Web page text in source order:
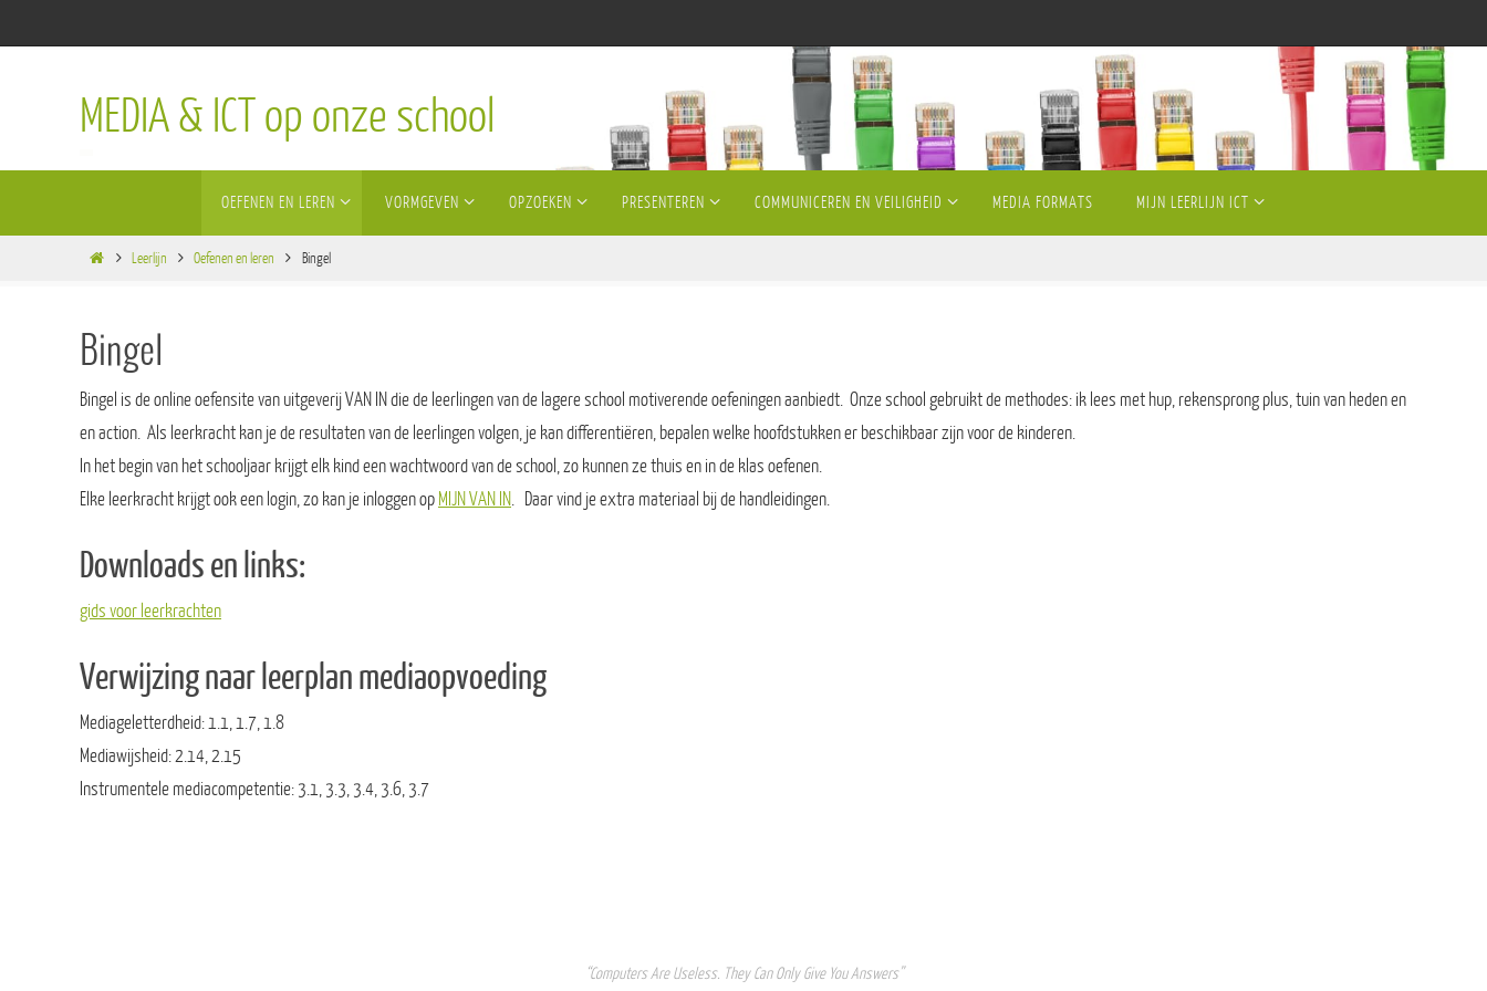
naar
MEDIA & ICT op onze school
de
OEFENEN EN LEREN VORMGEVEN OPZOEKEN PRESENTEREN COMMUNICEREN EN VEILIGHEID MEDIA FORMATS MIJN LEERLIJN ICT
HomeLeerlijn Oefenen en leren Bingel
Bingel
Bingel is de online oefensite van uitgeverij VAN IN die de leerlingen van de lagere school motiverende oefeningen aanbiedt. Onze school gebruikt de methodes: ik lees met hup, rekensprong plus, tuin van heden en
en action. Als leerkracht kan je de resultaten van de leerlingen volgen, je kan differentiëren, bepalen welke hoofdstukken er beschikbaar zijn voor de kinderen.
In het begin van het schooljaar krijgt elk kind een wachtwoord van de school, zo kunnen ze thuis en in de klas oefenen.
Elke leerkracht krijgt ook een login, zo kan je inloggen op MIJN VAN IN. Daar vind je extra materiaal bij de handleidingen.
Downloads en links:
gids voor leerkrachten
Verwijzing naar leerplan mediaopvoeding
Mediageletterdheid: 1.1, 1.7, 1.8
Mediawijsheid: 2.14, 2.15
Instrumentele mediacompetentie: 3.1, 3.3, 3.4, 3.6, 3.7
“Computers Are Useless. They Can Only Give You Answers”